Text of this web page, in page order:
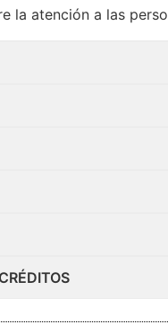
la atención a las